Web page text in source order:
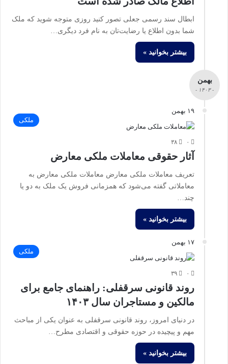
ابطال سند رسمی جعلی تصور کنید روزی متوجه شوید که ملک
شما بدون اطلاع یا رضایت‌تان به نام فرد دیگری…
بیشتر بخوانید »
بهمن
- ۱۴۰۳ -
۱۹ بهمن
ملکی
۰ ۳۸
آثار حقوقی معاملات ملکی معارض
تعریف معاملات ملکی معارض معاملات ملکی معارض به
معاملاتی گفته می‌شود که همزمانی فروش یک ملک به دو یا
چند…
بیشتر بخوانید »
۱۷ بهمن
ملکی
۰ ۳۹
روند قانونی سرقفلی: راهنمای جامع برای
مالکین و مستاجران سال ۱۴۰۳
در دنیای امروز، روند قانونی سرقفلی به عنوان یکی از مباحث
مهم و پیچیده در حوزه حقوقی و اقتصادی مطرح…
بیشتر بخوانید »